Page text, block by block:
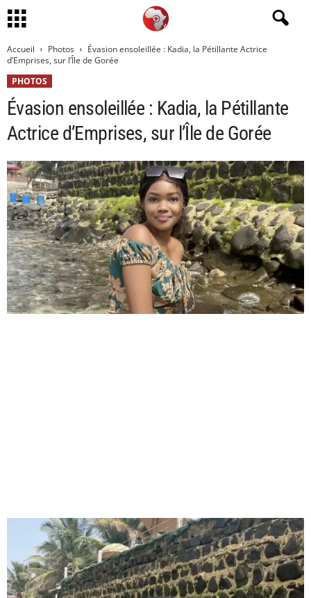
Accueil Photos
Évasion ensoleillée : Kadia, la Pétillante Actrice
d’Emprises, sur l’Île de Gorée
PHOTOS
Évasion ensoleillée : Kadia, la Pétillante
Actrice d’Emprises, sur l’Île de Gorée